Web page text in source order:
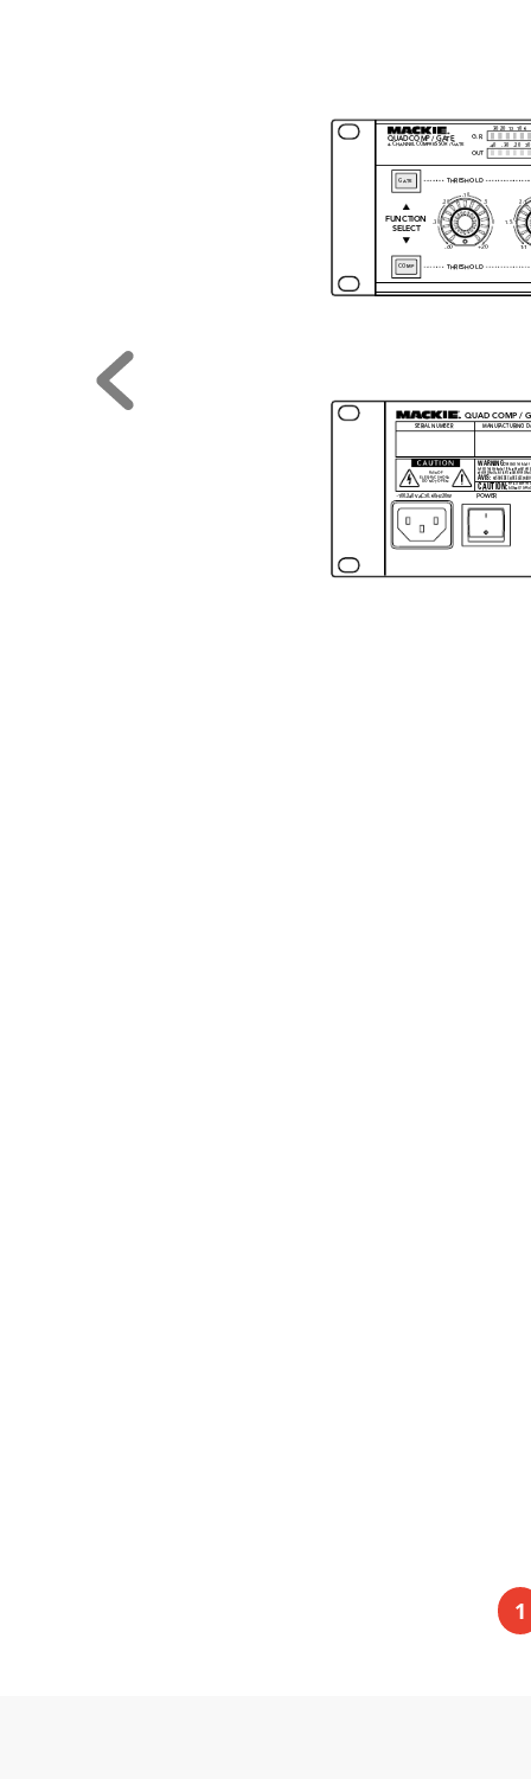







  




 
    














   

 


 

1